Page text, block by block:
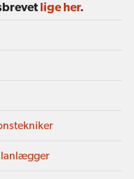
lige her.